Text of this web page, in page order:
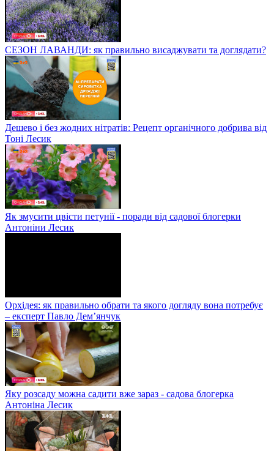
СЕЗОН ЛАВАНДИ: як правильно висаджувати та доглядати?
Дешево і без жодних нітратів: Рецепт органічного добрива від
Тоні Лесик
Як змусити цвісти петунії - поради від садової блогерки
Антоніни Лесик
Орхідея: як правильно обрати та якого догляду вона потребує
– експерт Павло Дем’янчук
Яку розсаду можна садити вже зараз - садова блогерка
Антоніна Лесик